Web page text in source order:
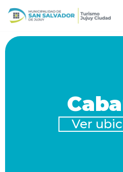
Ir
al
contenido
Ver